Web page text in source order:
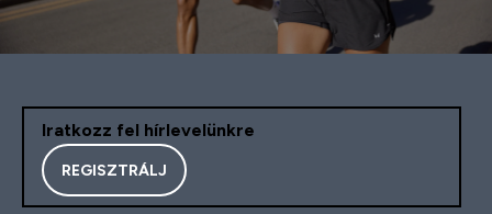
Iratkozz fel hírlevelünkre
REGISZTRÁLJ